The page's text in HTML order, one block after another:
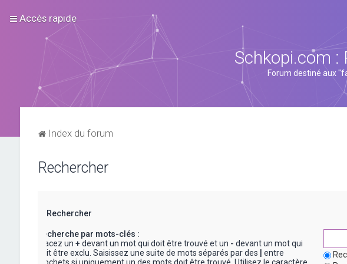
Accès rapide
Schkopi.com :
Forum destiné aux
Index du forum
Rechercher
Rechercher
Recherche par mots-clés :
Placez un + devant un mot qui doit être trouvé et un - devant un mot qui
doit être exclu. Saisissez une suite de mots séparés par des
entre